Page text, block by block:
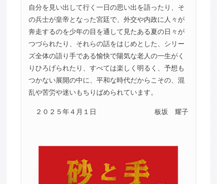
自分を見い出して行く一日の思い出を語ったり、そ
の兵士が皇帝となった宮廷で、外交や内政に人々が
奔走するのを少年の目を通して見たある夏の日々が
つづられたり、それらの話をはじめとした、シリー
ズ全体の語り手である愉快で陽気な老人の一生がく
りひろげられたり、すべては楽しく明るく、予想も
つかない展開の中に、平和な時代だからこその、混
乱や苦労や迷いもちりばめられています。
２０２５年４月１日 板坂 耀子